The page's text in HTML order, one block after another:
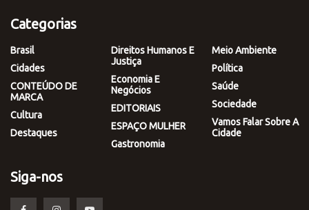
Categorias
Brasil
Cidades
CONTEÚDO DE
MARCA
Cultura
Destaques
Direitos Humanos E
Justiça
Economia E
Negócios
EDITORIAIS
ESPAÇO MULHER
Gastronomia
Meio Ambiente
Política
Saúde
Sociedade
Vamos Falar Sobre A
Cidade
Siga-nos